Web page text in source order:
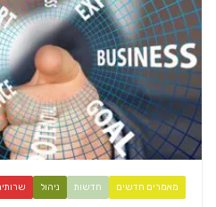
מאמרים חדשים חדשות ניהול